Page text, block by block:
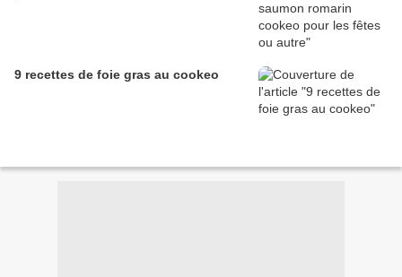
9 recettes de foie gras au cookeo